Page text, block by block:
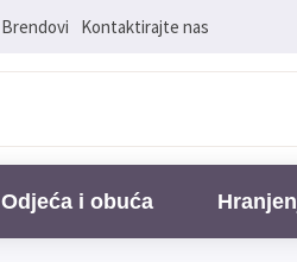
Brendovi Kontaktirajte nas
Odjeća i obuća